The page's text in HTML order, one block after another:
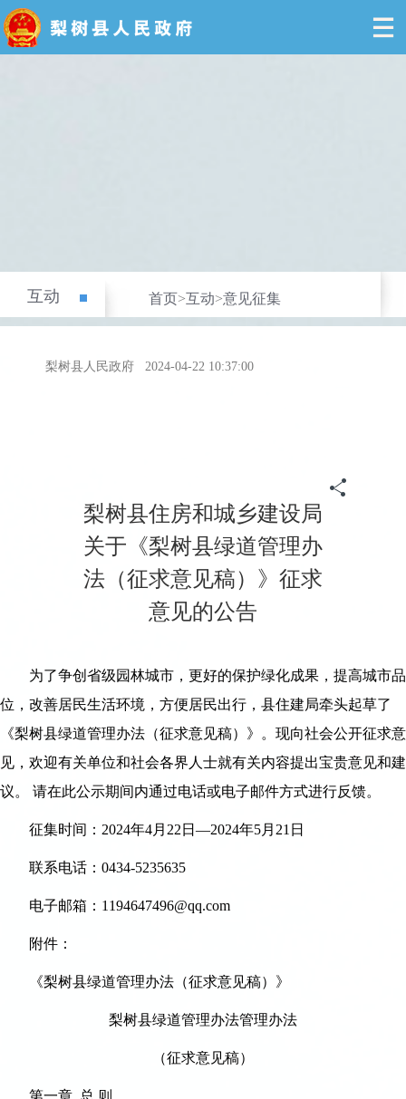
互动 首页>互动>意见征集
梨树县人民政府 2024-04-22 10:37:00
梨树县住房和城乡建设局
关于《梨树县绿道管理办
法（征求意见稿）》征求
意见的公告
为了争创省级园林城市，更好的保护绿化成果，提高城市品
位，改善居民生活环境，方便居民出行，县住建局牵头起草了
《梨树县绿道管理办法（征求意见稿）》。现向社会公开征求意
见，欢迎有关单位和社会各界人士就有关内容提出宝贵意见和建
议。 请在此公示期间内通过电话或电子邮件方式进行反馈。
征集时间：2024年4月22日—2024年5月21日
联系电话：0434-5235635
电子邮箱：1194647496@qq.com
附件：
《梨树县绿道管理办法（征求意见稿）》
梨树县绿道管理办法管理办法
（征求意见稿）
第一章 总 则